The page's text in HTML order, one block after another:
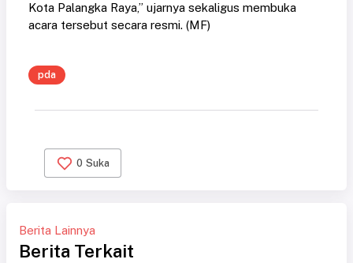
Kota Palangka Raya,” ujarnya sekaligus membuka
acara tersebut secara resmi. (MF)
pda
0 Suka
Berita Lainnya
Berita Terkait